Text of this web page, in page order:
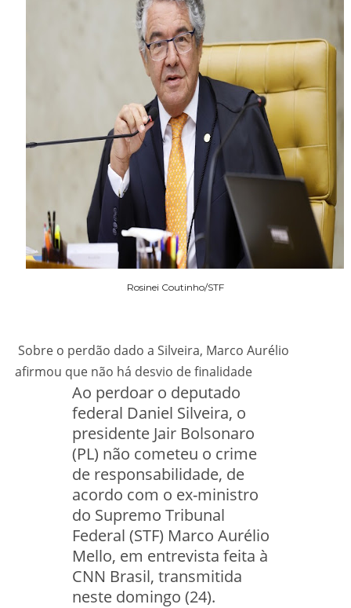
Rosinei Coutinho/STF
Sobre o perdão dado a Silveira, Marco Aurélio
afirmou que não há desvio de finalidade
Ao perdoar o deputado
federal Daniel Silveira, o
presidente Jair Bolsonaro
(PL) não cometeu o crime
de responsabilidade, de
acordo com o ex-ministro
do Supremo Tribunal
Federal (STF) Marco Aurélio
Mello, em entrevista feita à
CNN Brasil, transmitida
neste domingo (24).